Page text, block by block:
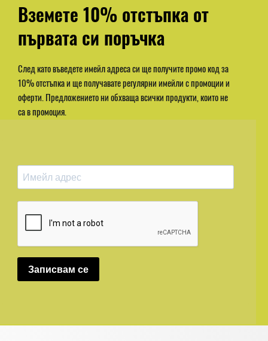
Вземете 10% отстъпка от
първата си поръчка
След като въведете имейл адреса си ще получите промо код за
10% отстъпка и ще получавате регулярни имейли с промоции и
оферти. Предложението ни обхваща всички продукти, които не
са в промоция.
Записвам се